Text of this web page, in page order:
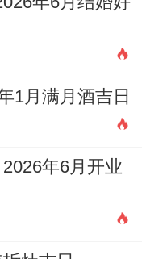
1月满月酒吉日
年6月开业